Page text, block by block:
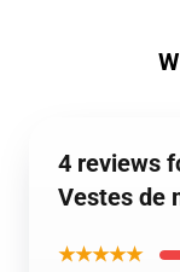
4 reviews
Vestes de
★★★★★